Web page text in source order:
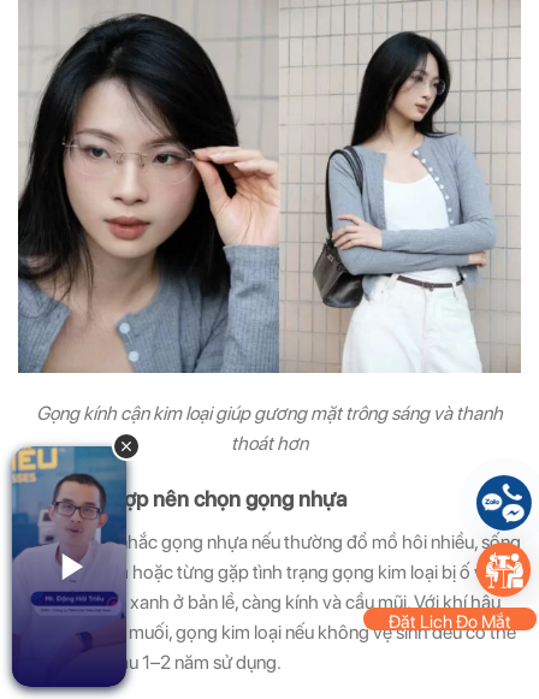
Gọng kính cận kim loại giúp gương mặt trông sáng và thanh
thoát hơn
2. Trường hợp nên chọn gọng nhựa
Bạn nên cân nhắc gọng nhựa nếu thường đổ mồ hôi nhiều, sống
mũi nhạy cảm hoặc từng gặp tình trạng gọng kim loại bị ố vàng,
tróc sơn, mốc xanh ở bản lề, càng kính và cầu mũi. Với khí hậu
ẩm và mồ hôi muối, gọng kim loại nếu không vệ sinh đều có thể
xuống màu sau 1–2 năm sử dụng.
Đặt Lịch Đo Mắt